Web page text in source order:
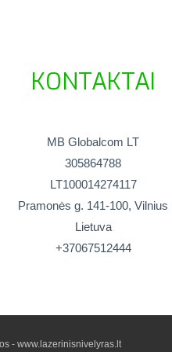
KONTAKTAI
MB Globalcom LT
305864788
LT100014274117
Pramonės g. 141-100, Vilnius
Lietuva
+37067512444
- www.lazerinisnivelyras.lt